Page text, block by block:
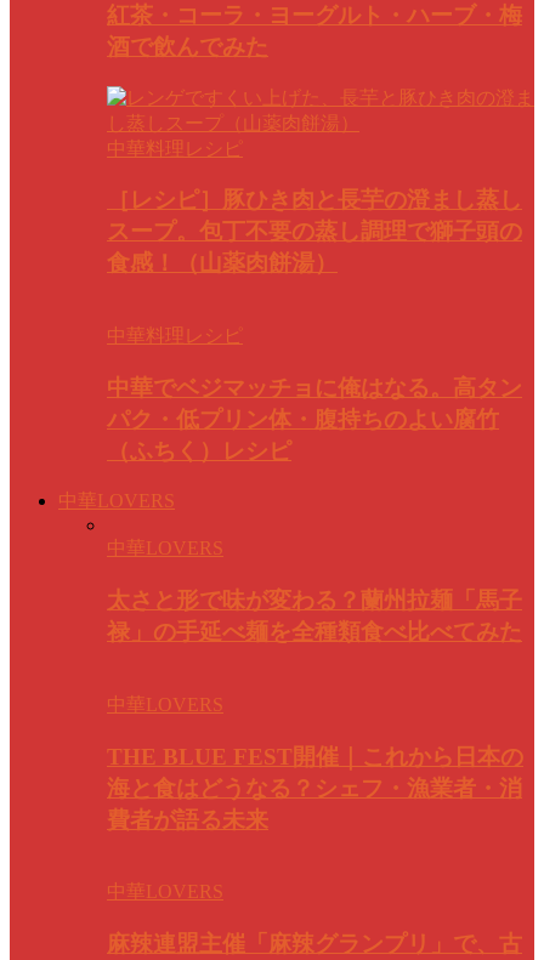
紅茶・コーラ・ヨーグルト・ハーブ・梅
酒で飲んでみた
中華料理レシピ
［レシピ］豚ひき肉と長芋の澄まし蒸し
スープ。包丁不要の蒸し調理で獅子頭の
食感！（山薬肉餅湯）
中華料理レシピ
中華でベジマッチョに俺はなる。高タン
パク・低プリン体・腹持ちのよい腐竹
（ふちく）レシピ
中華LOVERS
中華LOVERS
太さと形で味が変わる？蘭州拉麺「馬子
禄」の手延べ麺を全種類食べ比べてみた
中華LOVERS
THE BLUE FEST開催｜これから日本の
海と食はどうなる？シェフ・漁業者・消
費者が語る未来
中華LOVERS
麻辣連盟主催「麻辣グランプリ」で、古